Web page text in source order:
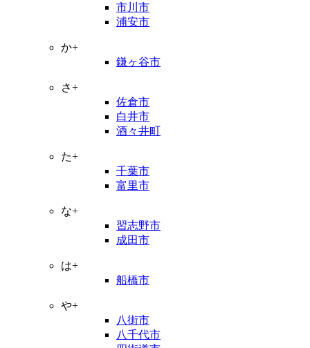
市川市
浦安市
か+
鎌ヶ谷市
さ+
佐倉市
白井市
酒々井町
た+
千葉市
富里市
な+
習志野市
成田市
は+
船橋市
や+
八街市
八千代市